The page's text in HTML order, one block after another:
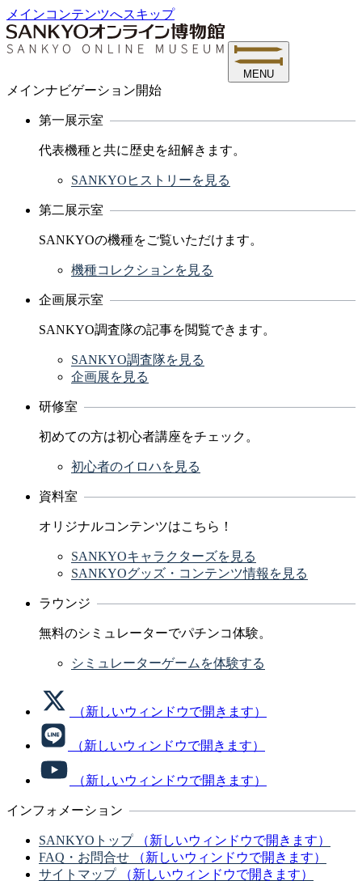
メインコンテンツへスキップ
MENU
メインナビゲーション開始
第一展示室
代表機種と共に歴史を紐解きます。
SANKYOヒストリーを見る
第二展示室
SANKYOの機種をご覧いただけます。
機種コレクションを見る
企画展示室
SANKYO調査隊の記事を閲覧できます。
SANKYO調査隊を見る
企画展を見る
研修室
初めての方は初心者講座をチェック。
初心者のイロハを見る
資料室
オリジナルコンテンツはこちら！
SANKYOキャラクターズを見る
SANKYOグッズ・コンテンツ情報を見る
ラウンジ
無料のシミュレーターでパチンコ体験。
シミュレーターゲームを体験する
（新しいウィンドウで開きます）
（新しいウィンドウで開きます）
（新しいウィンドウで開きます）
インフォメーション
SANKYOトップ
（新しいウィンドウで開きます）
FAQ・お問合せ
（新しいウィンドウで開きます）
サイトマップ
（新しいウィンドウで開きます）